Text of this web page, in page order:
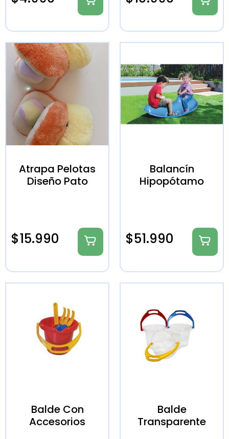
Atrapa Pelotas
Diseño Pato
$15.990
Balancín
Hipopótamo
$51.990
Balde Con
Accesorios
Balde
Transparente